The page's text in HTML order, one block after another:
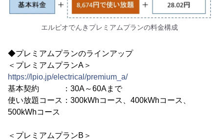
エルピオでんきプレミアムプランの料金構成
◆プレミアムプランのラインアップ
＜プレミアムプランA＞
https://lpio.jp/electrical/premium_a/
基本契約 ：30A～60Aまで
使い放題コース：300kWhコース、400kWhコース、
500kWhコース
＜プレミアムプランB＞